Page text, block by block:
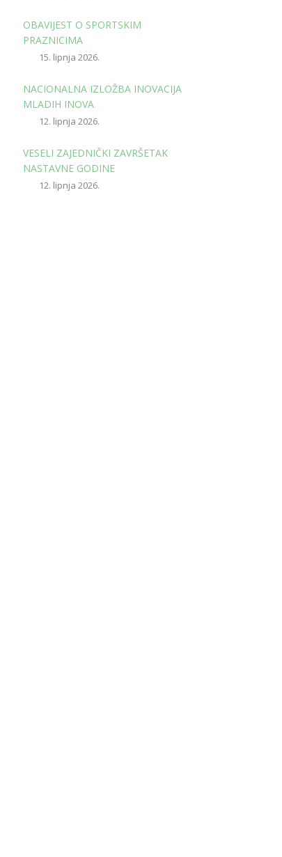
OBAVIJEST O SPORTSKIM
PRAZNICIMA
15. lipnja 2026.
NACIONALNA IZLOŽBA INOVACIJA
MLADIH INOVA
12. lipnja 2026.
VESELI ZAJEDNIČKI ZAVRŠETAK
NASTAVNE GODINE
12. lipnja 2026.